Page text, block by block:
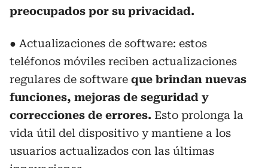
preocupados por su privacidad.
● Actualizaciones de software: estos
teléfonos móviles reciben actualizaciones
regulares de software que brindan nuevas
funciones, mejoras de seguridad y
correcciones de errores. Esto prolonga la
vida útil del dispositivo y mantiene a los
usuarios actualizados con las últimas